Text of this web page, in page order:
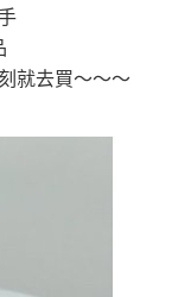
就去買～～～